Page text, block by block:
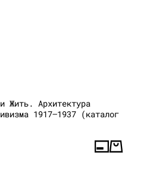
Жить. Архитектура
1917—1937 (каталог